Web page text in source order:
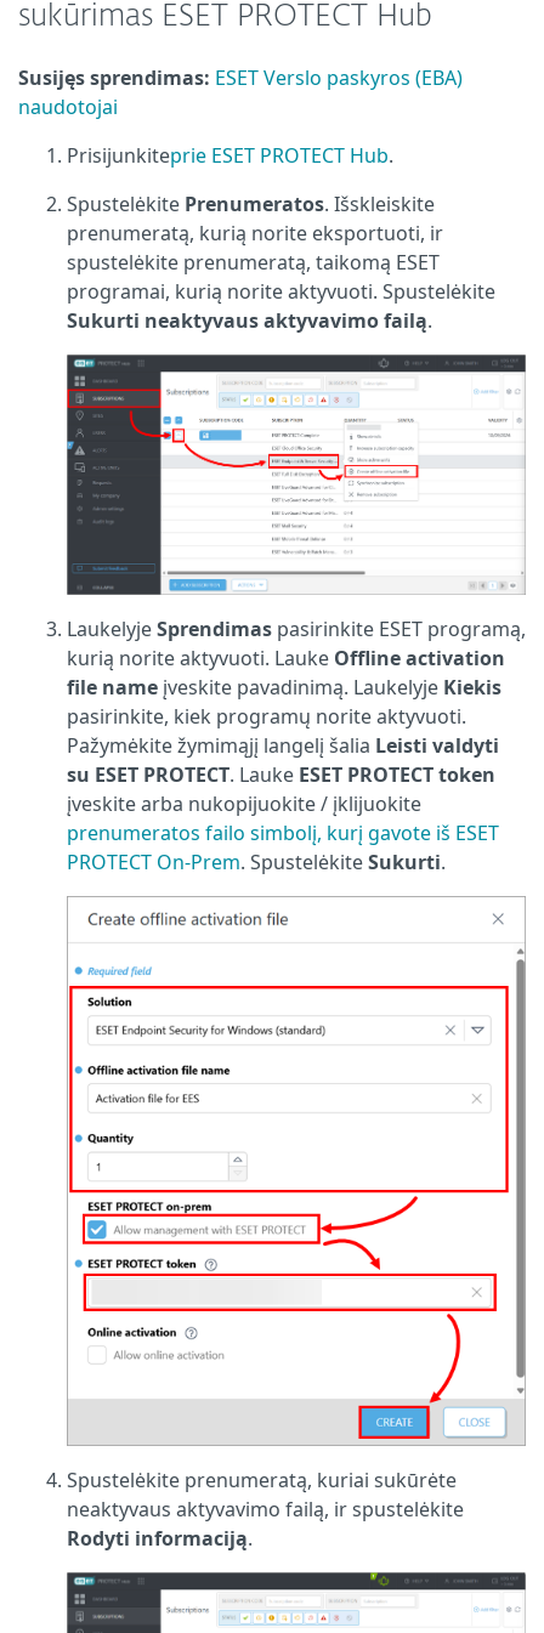
sukūrimas ESET PROTECT Hub
Susijęs sprendimas: ESET Verslo paskyros (EBA)
naudotojai
Prisijunkiteprie ESET PROTECT Hub.
Spustelėkite Prenumeratos. Išskleiskite
prenumeratą, kurią norite eksportuoti, ir
spustelėkite prenumeratą, taikomą ESET
programai, kurią norite aktyvuoti. Spustelėkite
Sukurti neaktyvaus aktyvavimo failą.
LaukelyjeSprendimas pasirinkite ESET programą,
kurią norite aktyvuoti. Lauke Offline activation
file name įveskite pavadinimą. Laukelyje Kiekis
pasirinkite, kiek programų norite aktyvuoti.
Pažymėkite žymimąjį langelį šalia Leisti valdyti
su ESET PROTECT. Lauke ESET PROTECT token
įveskite arba nukopijuokite / įklijuokite
prenumeratos failo simbolį, kurį gavote iš ESET
PROTECT On-Prem. SpustelėkiteSukurti.
Spustelėkite prenumeratą, kuriai sukūrėte
neaktyvaus aktyvavimo failą, ir spustelėkite
Rodyti informaciją.